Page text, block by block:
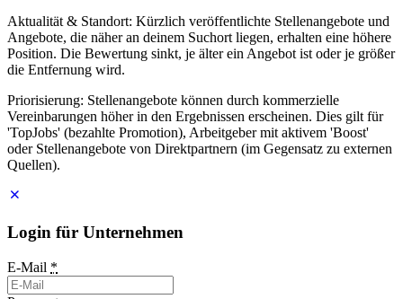
Aktualität & Standort: Kürzlich veröffentlichte Stellenangebote und
Angebote, die näher an deinem Suchort liegen, erhalten eine höhere
Position. Die Bewertung sinkt, je älter ein Angebot ist oder je größer
die Entfernung wird.
Priorisierung: Stellenangebote können durch kommerzielle
Vereinbarungen höher in den Ergebnissen erscheinen. Dies gilt für
'TopJobs' (bezahlte Promotion), Arbeitgeber mit aktivem 'Boost'
oder Stellenangebote von Direktpartnern (im Gegensatz zu externen
Quellen).
Login für Unternehmen
E-Mail *